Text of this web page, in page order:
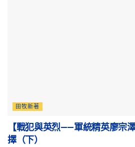
田牧新著
【戰犯與英烈——軍統精英廖宗
擇（下）